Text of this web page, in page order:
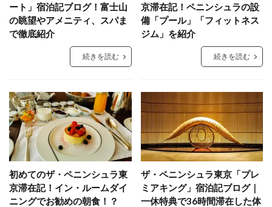
ート」宿泊記ブログ！富士山
の眺望やアメニティ、スパま
で徹底紹介
続きを読む
京滞在記！ペニンシュラの設
備「プール」「フィットネス
ジム」を紹介
続きを読む
初めてのザ・ペニンシュラ東
京滞在記！イン・ルームダイ
ニングでお勧めの朝食！？
ザ・ペニンシュラ東京「プレ
ミアキング」宿泊記ブログ｜
一休特典で36時間滞在した体